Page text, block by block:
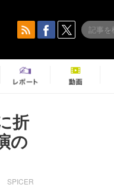
折
の
SPICER